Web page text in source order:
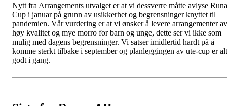
Nytt fra Arrangements utvalget er at vi dessverre måtte avlyse
Cup i januar på grunn av usikkerhet og begrensninger knyttet til
pandemien. Vår vurdering er at vi ønsker å levere arrangementer av
høy kvalitet og mye morro for barn og unge, dette ser vi ikke som
mulig med dagens begrensninger. Vi satser imidlertid hardt på å
komme sterkt tilbake i september og planleggingen av ute-cup er alt
godt i gang.